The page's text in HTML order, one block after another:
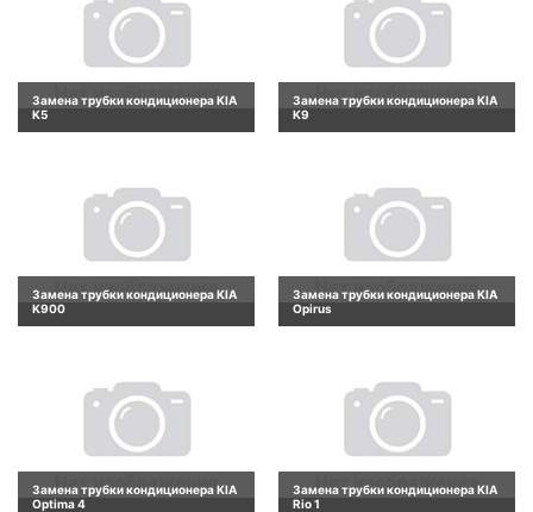
Замена трубки кондиционера KIA
K5
Замена трубки кондиционера KIA
K9
Замена трубки кондиционера KIA
K900
Замена трубки кондиционера KIA
Opirus
Замена трубки кондиционера KIA
Optima 4
Замена трубки кондиционера KIA
Rio 1